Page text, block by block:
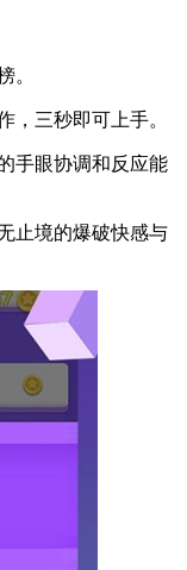
。
三秒即可上手。
眼协调和反应能
境的爆破快感与